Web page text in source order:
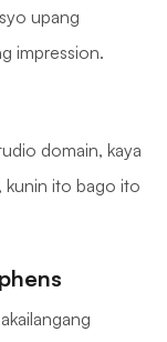
upang
impression.
domain, kaya
kunin ito bago ito